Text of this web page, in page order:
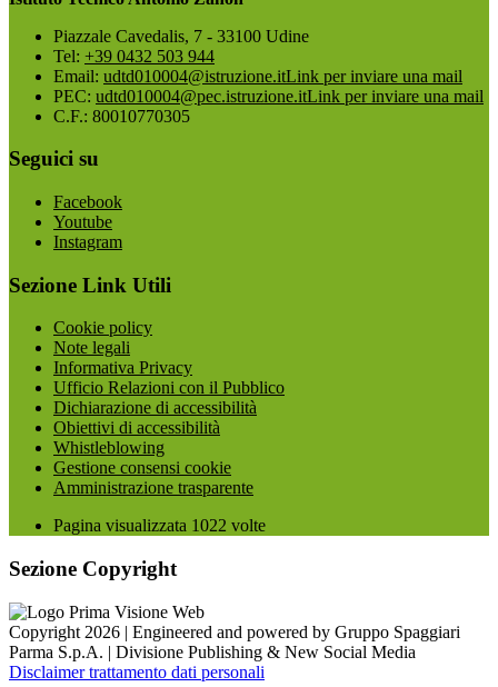
Piazzale Cavedalis, 7 - 33100 Udine
Tel: +39 0432 503 944
Email: udtd010004@istruzione.itLink per inviare una mail
PEC: udtd010004@pec.istruzione.itLink per inviare una mail
C.F.: 80010770305
Seguici su
Facebook
Youtube
Instagram
Sezione Link Utili
Cookie policy
Note legali
Informativa Privacy
Ufficio Relazioni con il Pubblico
Dichiarazione di accessibilità
Obiettivi di accessibilità
Whistleblowing
Gestione consensi cookie
Amministrazione trasparente
Pagina visualizzata 1022 volte
Sezione Copyright
Copyright 2026 | Engineered and powered by Gruppo Spaggiari
Parma S.p.A. | Divisione Publishing & New Social Media
Disclaimer trattamento dati personali